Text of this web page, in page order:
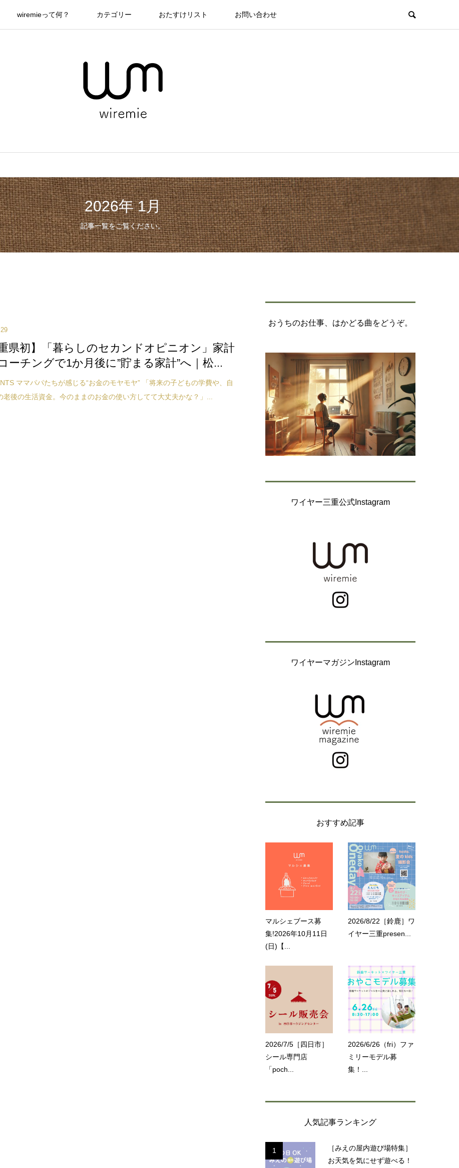
wiremieって何？ カテゴリー おたすけリスト お問い合わせ
2026年 1月
記事一覧をご覧ください。
重県初】「暮らしのセカンドオピニオン」家計
ーチングで1か月後に”貯まる家計”へ｜松...
ママパパたちが感じる“お金のモヤモヤ” 「将来の子どもの学費や、自
老後の生活資金。今のままのお金の使い方してて大丈夫かな？」...
おうちのお仕事、はかどる曲をどうぞ。
ワイヤー三重公式Instagram
ワイヤーマガジンInstagram
おすすめ記事
マルシェブース募
集!2026年10月11日
(日)【...
2026/8/22［鈴鹿］ワ
イヤー三重presen...
2026/7/5［四日市］
シール専門店
「poch...
2026/6/26（fri）ファ
ミリーモデル募
集！...
人気記事ランキング
1
［みえの屋内遊び場特集］
お天気を気にせず遊べる！